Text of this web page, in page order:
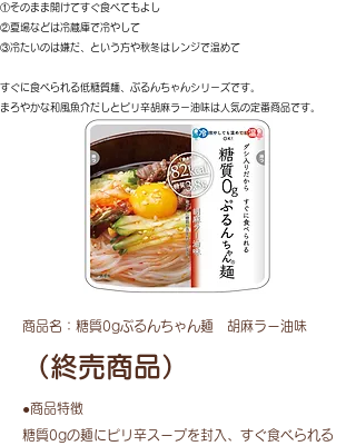
①そのまま開けてすぐ食べてもよし
②夏場などは冷蔵庫で冷やして
③冷たいのは嫌だ、という方や秋冬はレンジで温めて
すぐに食べられる低糖質麺、ぷるんちゃんシリーズです。
まろやかな和風魚介だしとピリ辛胡麻ラー油味は人気の定番商品です。
商品名：糖質0gぷるんちゃん麺 胡麻ラー油味
（終売商品）
●商品特徴
糖質0gの麺にピリ辛スープを封入、すぐ食べられる